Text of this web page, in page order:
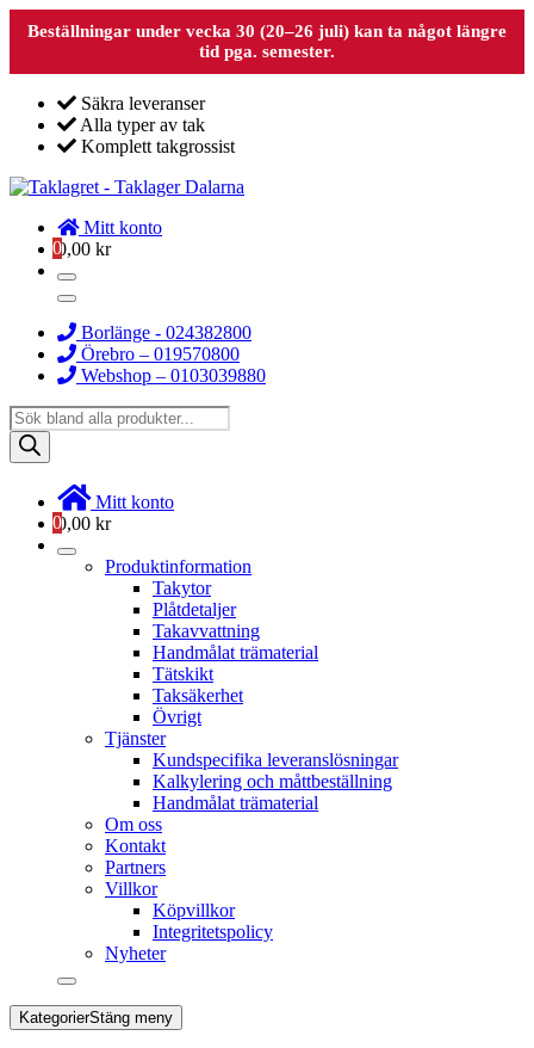
Beställningar under vecka 30 (20–26 juli) kan ta något längre
tid pga. semester.
Säkra leveranser
Alla typer av tak
Komplett takgrossist
Mitt konto
00,00 kr
Borlänge - 024382800
Örebro – 019570800
Webshop – 0103039880
Products
search
Mitt konto
00,00 kr
Produktinformation
Takytor
Plåtdetaljer
Takavvattning
Handmålat trämaterial
Tätskikt
Taksäkerhet
Övrigt
Tjänster
Kundspecifika leveranslösningar
Kalkylering och måttbeställning
Handmålat trämaterial
Om oss
Kontakt
Partners
Villkor
Köpvillkor
Integritetspolicy
Nyheter
KategorierStäng meny